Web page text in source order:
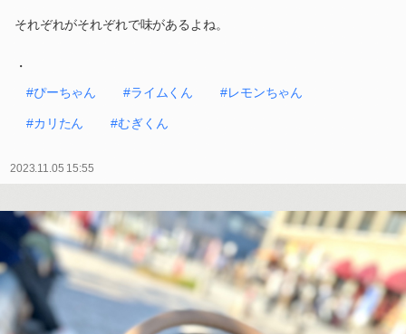
それぞれがそれぞれで味があるよね。
・
#ぴーちゃん
#ライムくん #レモンちゃん
#カリたん #むぎくん
2023.11.05 15:55